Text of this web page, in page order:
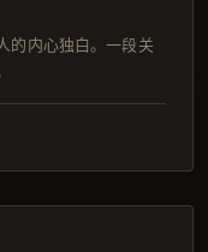
的内心独白。一段关